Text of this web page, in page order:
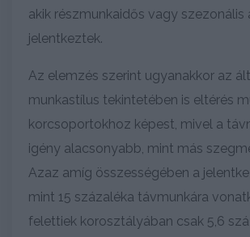
akik részmunkaidős vagy szezonális
jelentkeztek.
Az elemzés szerint ugyanakkor az
munkastílus tekintetében is eltérés
korcsoportokhoz képest, mivel a
igény alacsonyabb, mint más
Azaz amíg összességében a
mint 15 százaléka távmunkára
felettiek korosztályában csak 5,6